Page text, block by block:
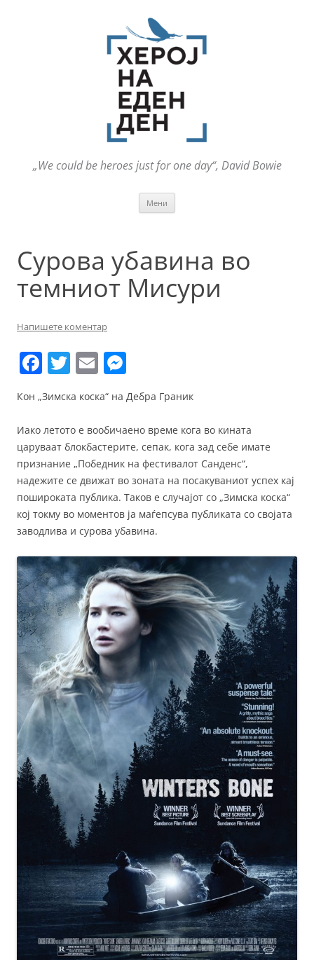
„We could be heroes just for one day“, David Bowie
Мени
Сурова убавина во
темниот Мисури
Напишете коментар
F
a
c
e
b
o
o
k
T
itt
er
E
m
ai
l
e
ss
e
n
g
er
Кон „Зимска коска“ на Дебра Граник
Иако летото е вообичаено време кога во кината
царуваат блокбастерите, сепак, кога зад себе имате
признание „Победник на фестивалот Санденс“,
надежите се движат во зоната на посакуваниот успех кај
пошироката публика. Таков е случајот со „Зимска коска“
кој токму во моментов ја маѓепсува публиката со својата
заводлива и сурова убавина.